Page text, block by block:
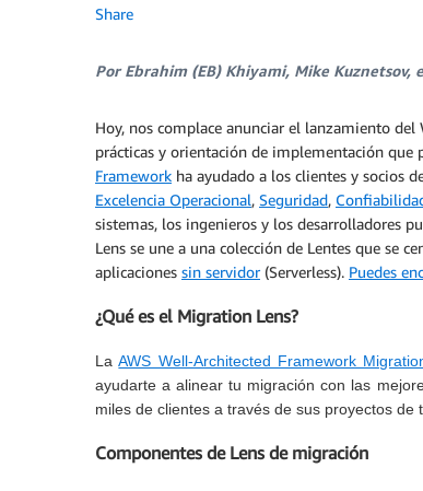
Share
Por Ebrahim (EB) Khiyami, Mike Kuznetsov,
Hoy, nos complace anunciar el lanzamiento del
prácticas y orientación de implementación que
Framework ha ayudado a los clientes y socios
Excelencia Operacional, Seguridad,
sistemas, los ingenieros y los desarrolladores
Lens se une a una colección de Lentes que se
aplicaciones sin servidor(Serverless). Puedes
¿Qué es el Migration Lens?
LaAWS Well-Architected Framework
ayudarte a alinear tu migración con las
miles de clientes a través de sus proyectos
Componentes de Lens de migración